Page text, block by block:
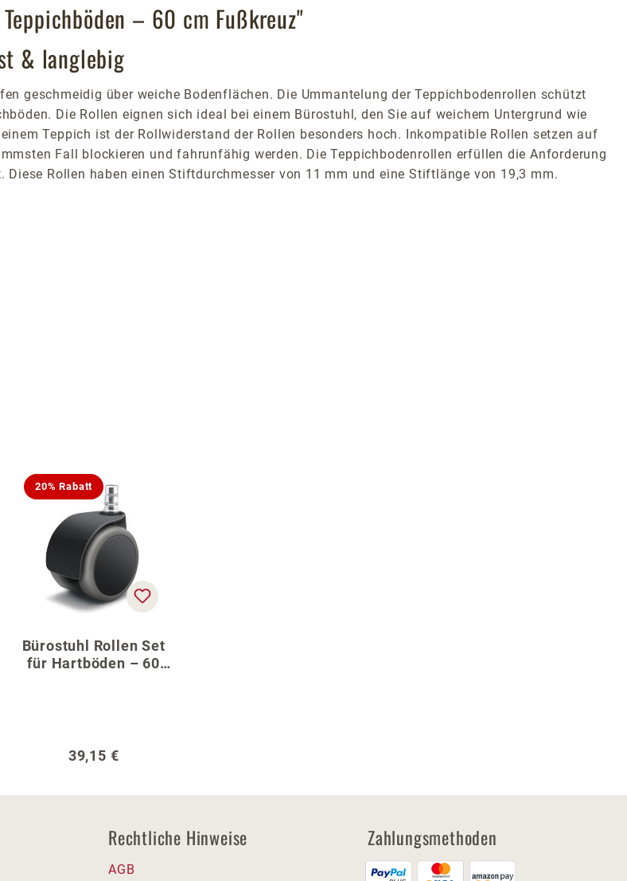
– 60 cm Fußkreuz"
& langlebig
geschmeidig über weiche Bodenflächen. Die Ummantelung der Teppichbodenrollen schützt
Die Rollen eignen sich ideal bei einem Bürostuhl, den Sie auf weichem Untergrund wie
Teppich ist der Rollwiderstand der Rollen besonders hoch. Inkompatible Rollen setzen auf
Fall blockieren und fahrunfähig werden. Die Teppichbodenrollen erfüllen die Anforderung
Rollen haben einen Stiftdurchmesser von 11 mm und eine Stiftlänge von 19,3 mm.
20% Rabatt
Bürostuhl Rollen Set
für Hartböden – 60
Regulärer Preis:
39,15 €
Rechtliche Hinweise
AGB
Zahlungsmethoden